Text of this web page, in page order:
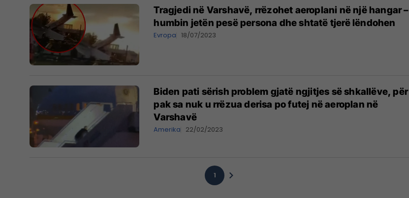
Tragjedi në Varshavë, rrëzohet aeroplani në një hangar –
humbin jetën pesë persona dhe shtatë tjerë lëndohen
Evropa 18/07/2023
Biden pati sërish problem gjatë ngjitjes së shkallëve, për
pak sa nuk u rrëzua derisa po futej në aeroplan në
Varshavë
Amerika 22/02/2023
1